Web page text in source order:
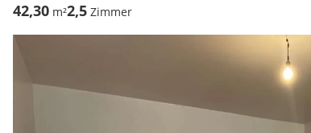
42,30 m²2,5 Zimmer